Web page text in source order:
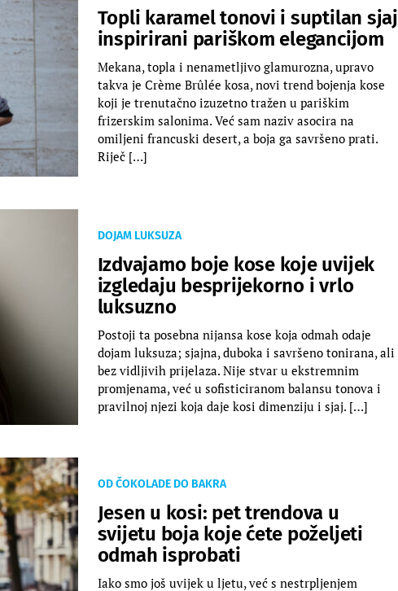
Topli karamel tonovi i suptilan sjaj
inspirirani pariškom elegancijom
Mekana, topla i nenametljivo glamurozna, upravo
takva je Crème Brûlée kosa, novi trend bojenja kose
koji je trenutačno izuzetno tražen u pariškim
frizerskim salonima. Već sam naziv asocira na
omiljeni francuski desert, a boja ga savršeno prati.
Riječ […]
DOJAM LUKSUZA
Izdvajamo boje kose koje uvijek
izgledaju besprijekorno i vrlo
luksuzno
Postoji ta posebna nijansa kose koja odmah odaje
dojam luksuza; sjajna, duboka i savršeno tonirana, ali
bez vidljivih prijelaza. Nije stvar u ekstremnim
promjenama, već u sofisticiranom balansu tonova i
pravilnoj njezi koja daje kosi dimenziju i sjaj. […]
OD ČOKOLADE DO BAKRA
Jesen u kosi: pet trendova u
svijetu boja koje ćete poželjeti
odmah isprobati
Iako smo još uvijek u ljetu, već s nestrpljenjem